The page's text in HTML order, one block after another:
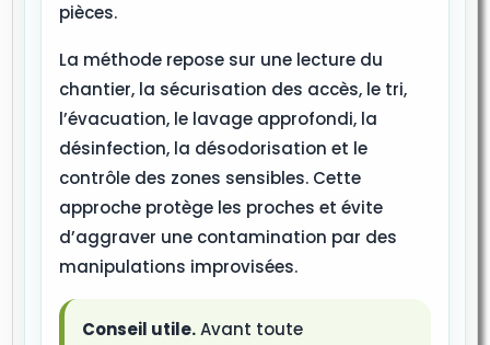
pièces.
La méthode repose sur une lecture du
chantier, la sécurisation des accès, le tri,
l’évacuation, le lavage approfondi, la
désinfection, la désodorisation et le
contrôle des zones sensibles. Cette
approche protège les proches et évite
d’aggraver une contamination par des
manipulations improvisées.
Conseil utile.Avant toute